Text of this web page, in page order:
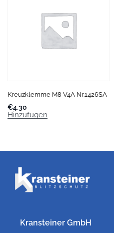
Kreuzklemme M8 V4A Nr.1426SA
€4,30
Hinzufügen
Kransteiner GmbH